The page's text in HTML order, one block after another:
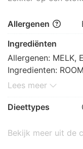
Allergenen
Ingrediënten
Allergenen: MELK,
Ingredienten:
aardappelzetmeel,
citroenzuur, EDTA;
Lees meer
Dieettypes
Bekijk meer uit de